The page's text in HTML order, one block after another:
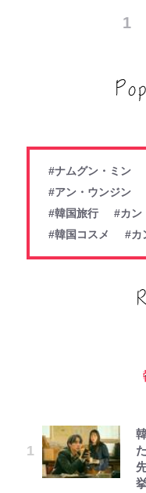
1
#ナムグン・ミン
#アン・ウンジン
#韓国旅行
#カン
#韓国コスメ
#カ